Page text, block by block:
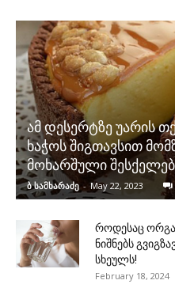
ამ დესერტზე უარის
ხაჭოს შიგთავსით
მოხარშული
ბ სამხარაძე - May 22, 2023
როდესაც
ნიშნებს
სხეულს!
February 18, 2024